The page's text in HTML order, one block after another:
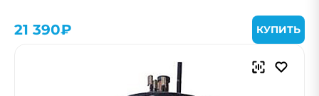
Royal Clima
21 390₽ КУПИТЬ